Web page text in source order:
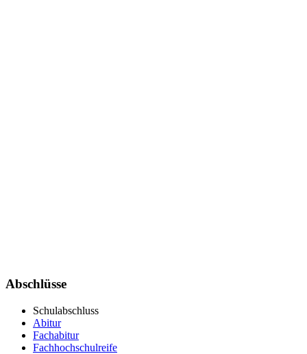
Abschlüsse
Schulabschluss
Abitur
Fachabitur
Fachhochschulreife